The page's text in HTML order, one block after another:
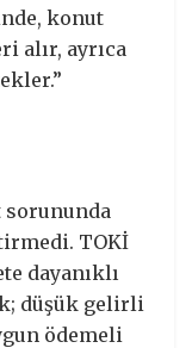
konut
alır, ayrıca
sorununda
TOKİ
dayanıklı
düşük gelirli
ödemeli